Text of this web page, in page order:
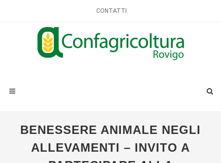
CONTATTI
BENESSERE ANIMALE NEGLI
ALLEVAMENTI – INVITO A